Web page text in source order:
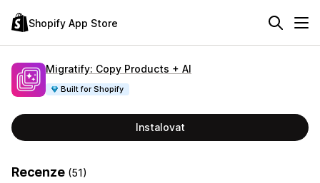
Shopify App Store
Migratify: Copy Products + AI
Built for Shopify
Instalovat
Recenze (51)